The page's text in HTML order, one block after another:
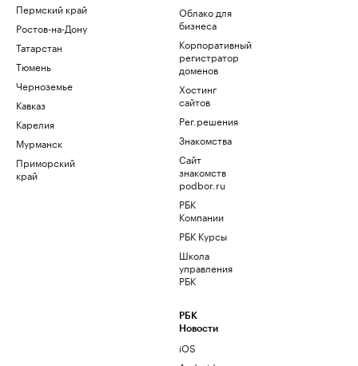
Пермский край
Ростов-на-Дону
Татарстан
Тюмень
Черноземье
Кавказ
Карелия
Мурманск
Приморский
край
Облако для
бизнеса
Корпоративный
регистратор
доменов
Хостинг
сайтов
Рег.решения
Знакомства
Сайт
знакомств
podbor.ru
РБК
Компании
РБК Курсы
Школа
управления
РБК
РБК
Новости
iOS